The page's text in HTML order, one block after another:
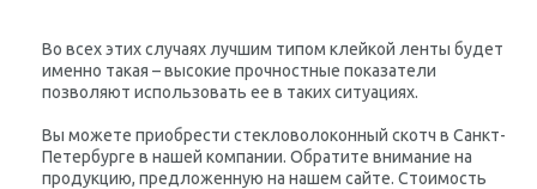
Во всех этих случаях лучшим типом клейкой ленты будет
именно такая – высокие прочностные показатели
позволяют использовать ее в таких ситуациях.
Вы можете приобрести стекловолоконный скотч в Санкт-
Петербурге в нашей компании. Обратите внимание на
продукцию, предложенную на нашем сайте. Стоимость